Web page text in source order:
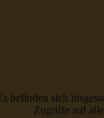
befinden sich
Zugriffe auf